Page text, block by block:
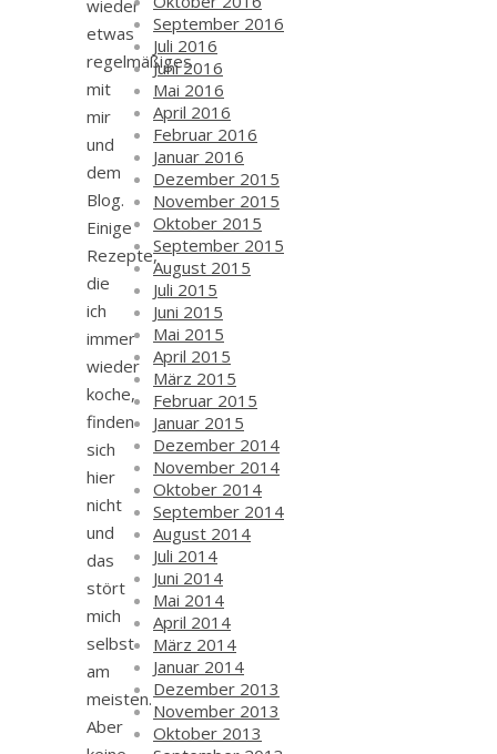
wieder
etwas
regelmäßiges
mit
mir
und
dem
Blog.
Einige
Rezepte,
die
ich
immer
wieder
koche,
finden
sich
hier
nicht
und
das
stört
mich
selbst
am
meisten.
Aber
September 2016
Juli 2016
Juni 2016
Mai 2016
April 2016
Februar 2016
Januar 2016
Dezember 2015
November 2015
Oktober 2015
September 2015
August 2015
Juli 2015
Juni 2015
Mai 2015
April 2015
März 2015
Februar 2015
Januar 2015
Dezember 2014
November 2014
Oktober 2014
September 2014
August 2014
Juli 2014
Juni 2014
Mai 2014
April 2014
März 2014
Januar 2014
Dezember 2013
November 2013
Oktober 2013